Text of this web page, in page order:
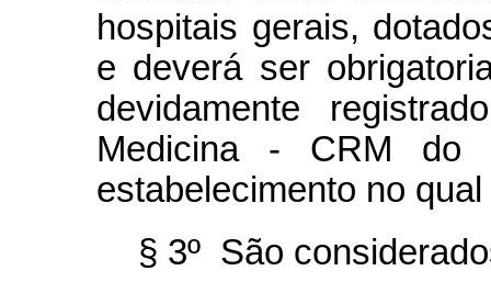
hospitais gerais,
e deverá ser
devidamente
Medicina - CRM do
estabelecimento no
§ 3º São